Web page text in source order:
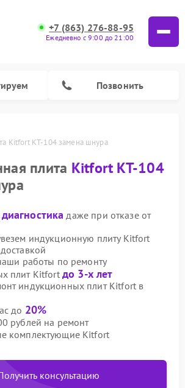
+7 (863) 276-88-95
Ежедневно с 9:00 до 21:00
Позвонить
Kitfort КТ-104 замена шнура
плита Kitfort КТ-104
даже при отказе от
индукционную плиту Kitfort
работы по ремонту
плит Kitfort до 3-х лет
индукционных плит Kitfort в
до 20%
рублей на ремонт
комплектующие Kitfort
консультацию